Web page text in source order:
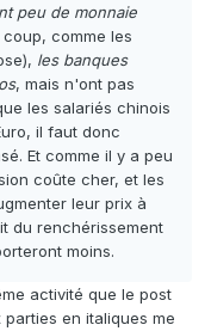
peu de monnaie
comme les
les banques
, mais n'ont pas
les salariés chinois
il faut donc
Et comme il y a peu
coûte cher, et les
leur prix à
du renchérissement
moins.
activité que le post
en italiques me